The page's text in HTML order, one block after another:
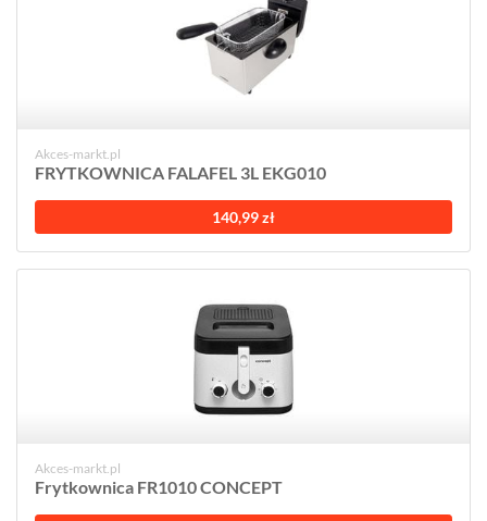
Akces-markt.pl
FRYTKOWNICA FALAFEL 3L EKG010
140,99 zł
Akces-markt.pl
Frytkownica FR1010 CONCEPT